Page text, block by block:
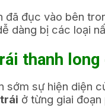
đã đục vào bên
dàng bị các loại
thanh
sự hiện diện
ở từng giai